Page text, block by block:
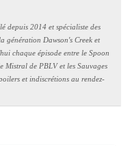
depuis 2014 et spécialiste des
génération Dawson's Creek et
chaque épisode entre le Spoon
Mistral de PBLV et les Sauvages
et indiscrétions au rendez-